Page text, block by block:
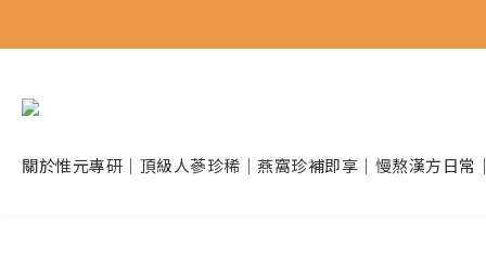
關於惟元專研｜頂級人蔘珍稀｜燕窩珍補即享｜慢熬漢方日常